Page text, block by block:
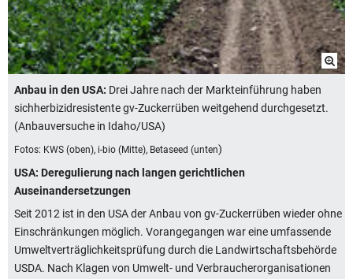
Anbau in den USA: Drei Jahre nach der Markteinführung haben
sichherbizidresistente gv-Zuckerrüben weitgehend durchgesetzt.
(Anbauversuche in Idaho/USA)
Fotos: KWS (oben), i-bio (Mitte), Betaseed (unten)
USA: Deregulierung nach langen gerichtlichen
Auseinandersetzungen
Seit 2012 ist in den USA der Anbau von gv-Zuckerrüben wieder ohne
Einschränkungen möglich. Vorangegangen war eine umfassende
Umweltverträglichkeitsprüfung durch die Landwirtschaftsbehörde
USDA. Nach Klagen von Umwelt- und Verbraucherorganisationen